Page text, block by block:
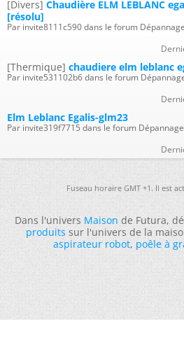
[Divers] Chaudière ELM LEBLANC
[résolu]
Par invite8111c590 dans le forum Dépannage
[Thermique] chaudiere elm leblanc
Par invite531102b6 dans le forum
Elm Leblanc Egalis-glm23
Par invite319f7715 dans le forum Dépannage
Fuseau horaire GMT +1. Il est
Dans l'universMaisonde Futura,
produitssur l'univers de la
aspirateur robot,poêle à